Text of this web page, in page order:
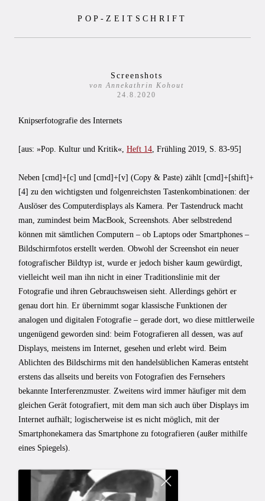
POP-ZEITSCHRIFT
Screenshots
von Annekathrin Kohout
24.8.2020
Knipserfotografie des Internets
[aus: »Pop. Kultur und Kritik«, Heft 14 , Frühling 2019, S. 83-95]
Neben [cmd]+[c] und [cmd]+[v] (Copy & Paste) zählt [cmd]+[shift]+
[4] zu den wichtigsten und folgenreichsten Tastenkombinationen: der
Auslöser des Computerdisplays als Kamera. Per Tastendruck macht
man, zumindest beim MacBook, Screenshots. Aber selbstredend
können mit sämtlichen Computern – ob Laptops oder Smartphones –
Bildschirmfotos erstellt werden. Obwohl der Screenshot ein neuer
fotografischer Bildtyp ist, wurde er jedoch bisher kaum gewürdigt,
vielleicht weil man ihn nicht in einer Traditionslinie mit der
Fotografie und ihren Gebrauchsweisen sieht. Allerdings gehört er
genau dort hin. Er übernimmt sogar klassische Funktionen der
analogen und digitalen Fotografie – gerade dort, wo diese mittlerweile
ungenügend geworden sind: beim Fotografieren all dessen, was auf
Displays, meistens im Internet, gesehen und erlebt wird. Beim
Ablichten des Bildschirms mit den handelsüblichen Kameras entsteht
erstens das allseits und bereits von Fotografien des Fernsehers
bekannte Interferenzmuster. Zweitens wird immer häufiger mit dem
gleichen Gerät fotografiert, mit dem man sich auch über Displays im
Internet aufhält; logischerweise ist es nicht möglich, mit der
Smartphonekamera das Smartphone zu fotografieren (außer mithilfe
eines Spiegels).